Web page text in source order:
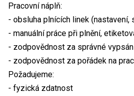
Pracovní náplň:
- obsluha plnících linek
- manuální práce při plnění,
- zodpovědnost za správné
- zodpovědnost za pořádek na
Požadujeme:
- fyzická zdatnost